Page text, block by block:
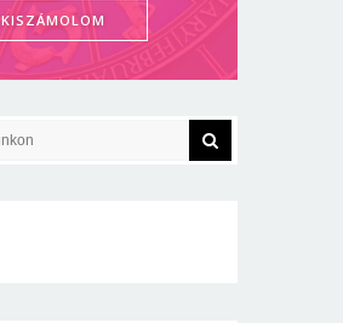
KISZÁMOLOM